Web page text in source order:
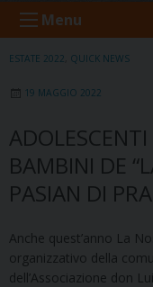
Menu
ESTATE 2022 QUICK NEWS
19 MAGGIO 2022
BAMBINI DE
PASIAN DI
Anche quest’anno La
organizzativo della
dell’Associazione don